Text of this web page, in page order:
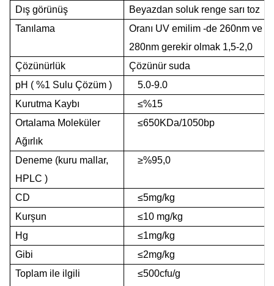
Dış görünüş
Beyazdan soluk renge sarı toz
Tanılama
Oranı UV emilim -de 260nm ve
280nm gerekir olmak 1,5-2,0
Çözünürlük
Çözünür suda
pH ( %1 Sulu Çözüm )
5.0-9.0
Kurutma Kaybı
≤%15
Ortalama Moleküler
Ağırlık
≤650KDa/1050bp
Deneme (kuru mallar,
HPLC )
≥%95,0
CD
≤5mg/kg
Kurşun
≤10 mg/kg
Hg
≤1mg/kg
Gibi
≤2mg/kg
Toplam ile ilgili
≤500cfu/g